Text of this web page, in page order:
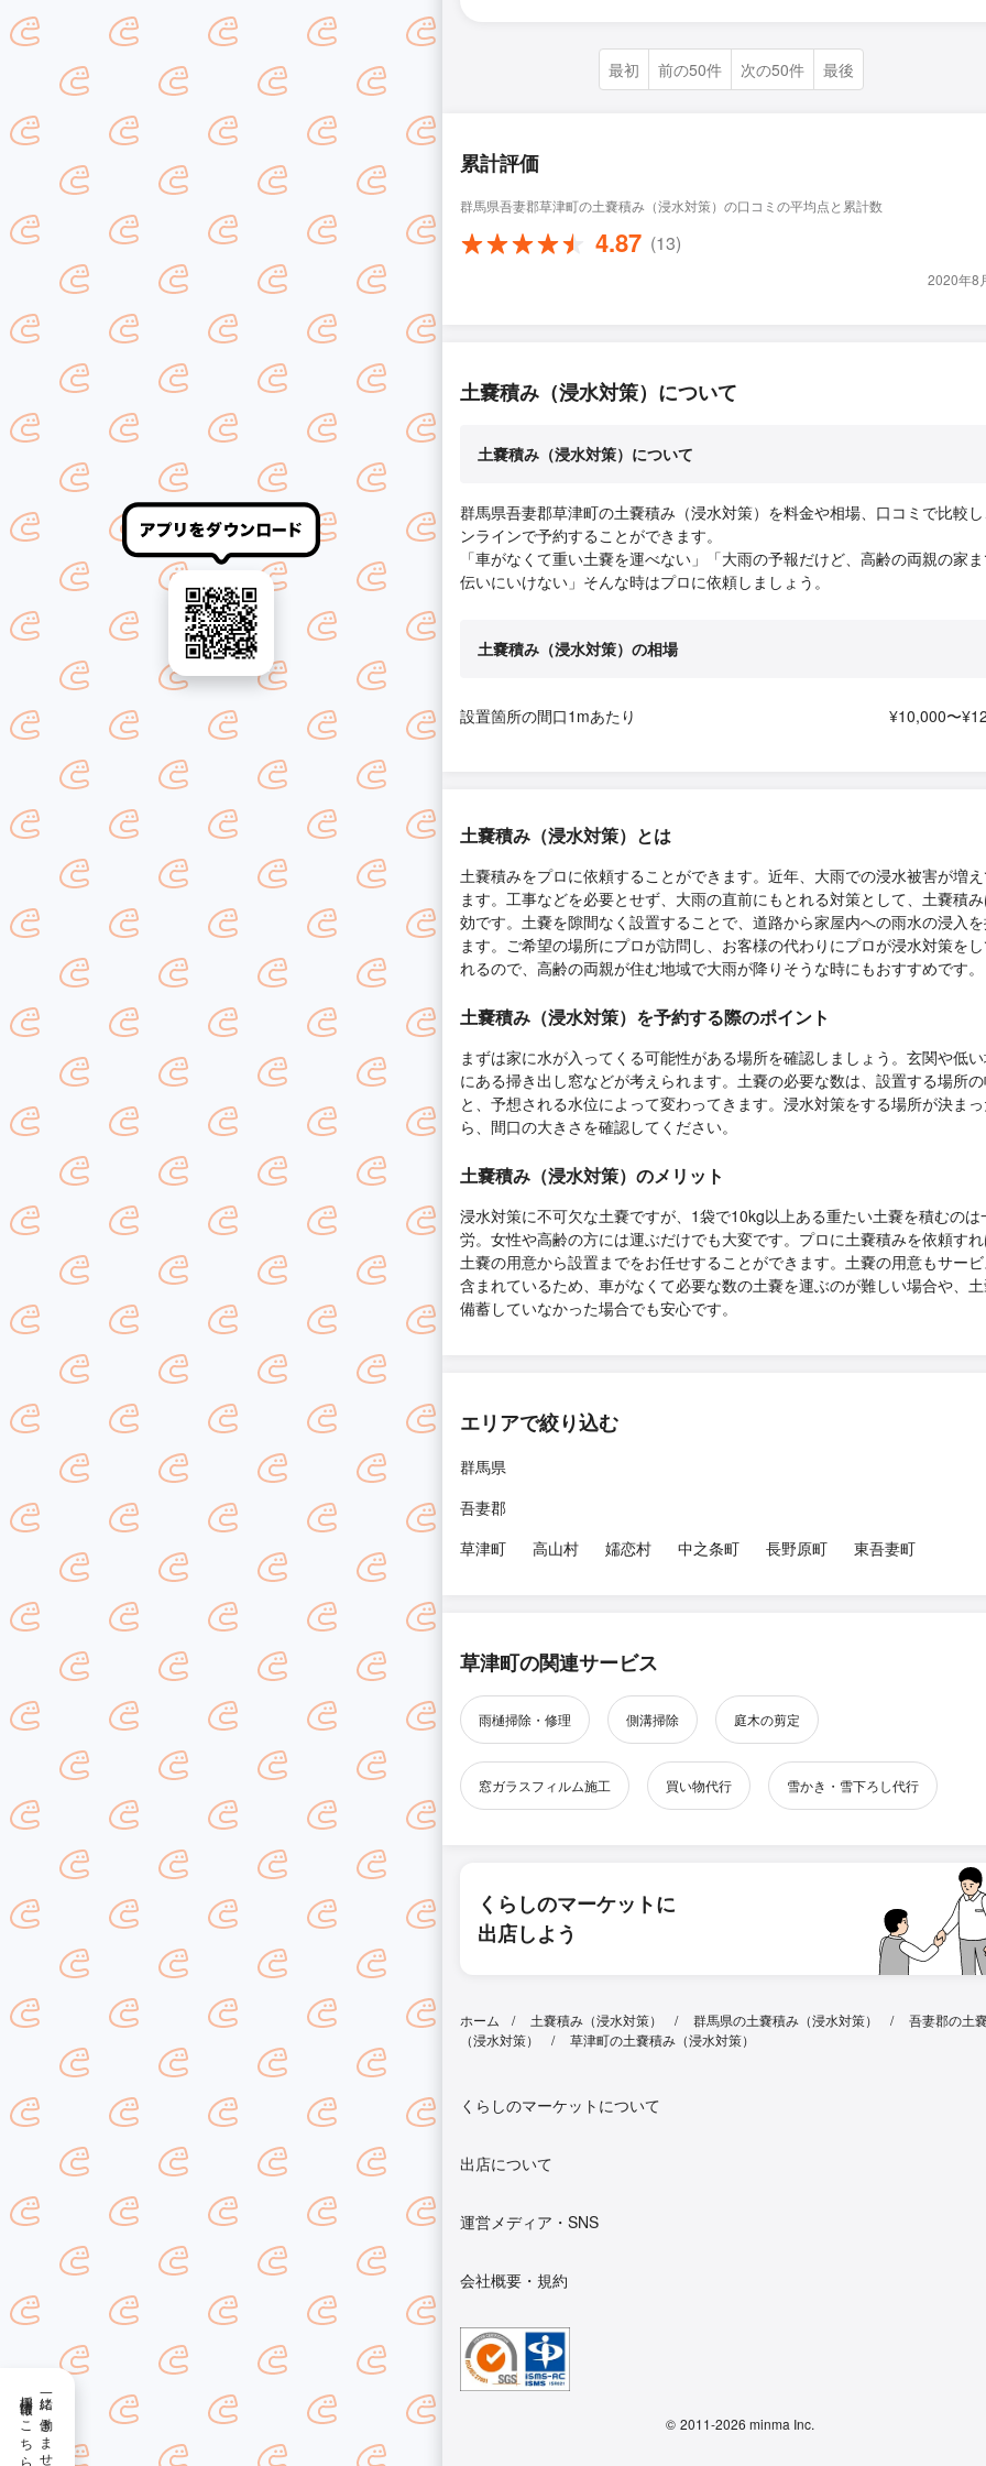
採用情報はこちら
最初 前の50件 次の50件 最後
累計評価
群馬県吾妻郡草津町の土嚢積み（浸水対策）の口コミの平均点と累計数
4.87 (13)
2020年8
土嚢積み（浸水対策）について
土嚢積み（浸水対策）について
群馬県吾妻郡草津町の土嚢積み（浸水対策）を料金や相場、口コミで比較
ンラインで予約することができます。
「車がなくて重い土嚢を運べない」「大雨の予報だけど、高齢の両親の家
伝いにいけない」そんな時はプロに依頼しましょう。
土嚢積み（浸水対策）の相場
設置箇所の間口1mあたり ¥10,000〜
土嚢積み（浸水対策）とは
土嚢積みをプロに依頼することができます。近年、大雨での浸水被害が増
ます。工事などを必要とせず、大雨の直前にもとれる対策として、土嚢積
効です。土嚢を隙間なく設置することで、道路から家屋内への雨水の浸入
ます。ご希望の場所にプロが訪問し、お客様の代わりにプロが浸水対策を
れるので、高齢の両親が住む地域で大雨が降りそうな時にもおすすめです。
土嚢積み（浸水対策）を予約する際のポイント
まずは家に水が入ってくる可能性がある場所を確認しましょう。玄関や低
にある掃き出し窓などが考えられます。土嚢の必要な数は、設置する場所
と、予想される水位によって変わってきます。浸水対策をする場所が決ま
ら、間口の大きさを確認してください。
土嚢積み（浸水対策）のメリット
浸水対策に不可欠な土嚢ですが、1袋で10kg以上ある重たい土嚢を積むのは
労。女性や高齢の方には運ぶだけでも大変です。プロに土嚢積みを依頼す
土嚢の用意から設置までをお任せすることができます。土嚢の用意もサー
含まれているため、車がなくて必要な数の土嚢を運ぶのが難しい場合や、
備蓄していなかった場合でも安心です。
エリアで絞り込む
群馬県
吾妻郡
草津町
高山村 嬬恋村 中之条町 長野原町 東吾妻町
草津町の関連サービス
雨樋掃除・修理 側溝掃除 庭木の剪定
窓ガラスフィルム施工 買い物代行 雪かき・雪下ろし代行
くらしのマーケットに
出店しよう
ホーム 土嚢積み（浸水対策） 群馬県の土嚢積み（浸水対策）
吾妻郡の土
（浸水対策）
草津町の土嚢積み（浸水対策）
くらしのマーケットについて
出店について
運営メディア・SNS
会社概要・規約
© 2011-2026 minma Inc.